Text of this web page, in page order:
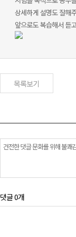
상세하게 설명도 잘해
앞으로도 복습해서 듣
목록보기
댓글 0개